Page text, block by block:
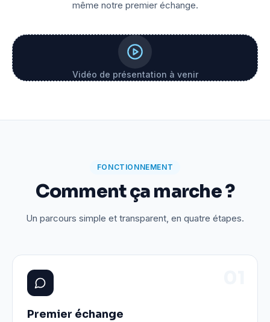
même notre premier échange.
Vidéo de présentation à venir
FONCTIONNEMENT
Comment ça marche ?
Un parcours simple et transparent, en quatre étapes.
Premier échange